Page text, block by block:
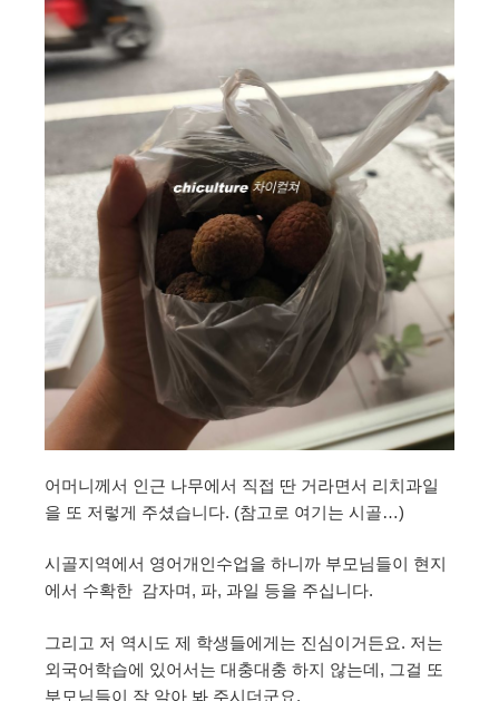
어머니께서 인근 나무에서 직접 딴 거라면서 리치과일
을 또 저렇게 주셨습니다. (참고로 여기는 시골…)
시골지역에서 영어개인수업을 하니까 부모님들이 현지
에서 수확한 감자며, 파, 과일 등을 주십니다.
그리고 저 역시도 제 학생들에게는 진심이거든요. 저는
외국어학습에 있어서는 대충대충 하지 않는데, 그걸 또
부모님들이 잘 알아 봐 주시더군요.